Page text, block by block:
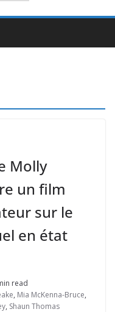
Molly
un film
sur le
en état
read
, Mia McKenna-Bruce,
, Shaun Thomas